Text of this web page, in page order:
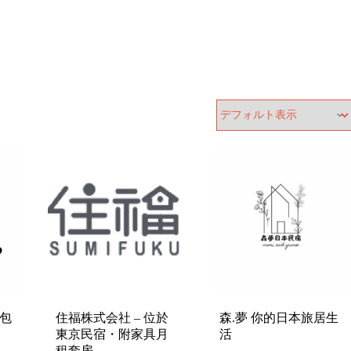
住福株式会社 – 位於
東京民宿・附家具月
森.夢 你的日本旅居生
活